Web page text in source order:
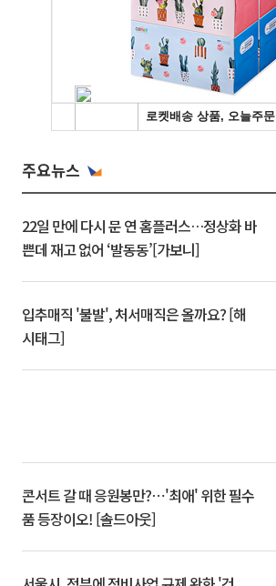
주요뉴스
22일 만에 다시 문 연 홈플러스…정상화 바
쁜데 재고 없어 ‘발동동’[가보니]
입추매직 '불발', 처서매직은 올까요? [해
시태그]
콘서트 갈 때 응원봉만?⋯'최애' 위한 필수
품 등장이오! [솔드아웃]